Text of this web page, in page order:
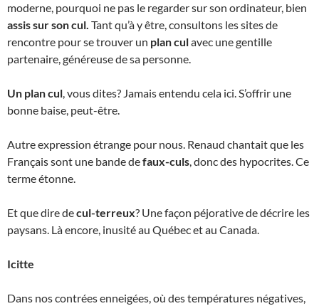
moderne, pourquoi ne pas le regarder sur son ordinateur, bien
assis sur son cul. Tant qu’à y être, consultons les sites de
rencontre pour se trouver un plan culavec une gentille
partenaire, généreuse de sa personne.
Un plan cul, vous dites? Jamais entendu cela ici. S’offrir une
bonne baise, peut-être.
Autre expression étrange pour nous. Renaud chantait que les
Français sont une bande defaux-culs, donc des hypocrites. Ce
terme étonne.
Et que dire decul-terreux? Une façon péjorative de décrire les
paysans. Là encore, inusité au Québec et au Canada.
Icitte
Dans nos contrées enneigées, où des températures négatives,